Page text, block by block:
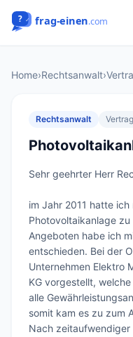
Home›Rechtsanwalt›
Rechtsanwalt
Sehr geehrter Herr
im Jahr 2011 hatte
Photovoltaikanlage
Angeboten habe ich
entschieden. Bei der
Unternehmen Elektro
KG vorgestellt,
alle
somit kam es zu zum
Nach